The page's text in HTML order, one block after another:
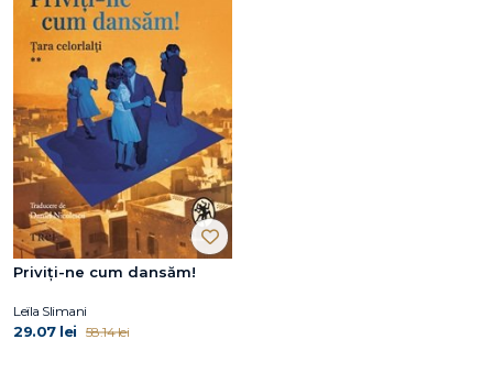
Priviți-ne cum dansăm!
Leïla Slimani
29.07 lei 58.14 lei